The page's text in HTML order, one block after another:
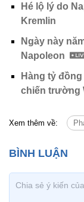
Hé lộ lý do
Kremlin
Ngày này
Napoleon
Hàng tỷ
chiến trường
Xem thêm về: